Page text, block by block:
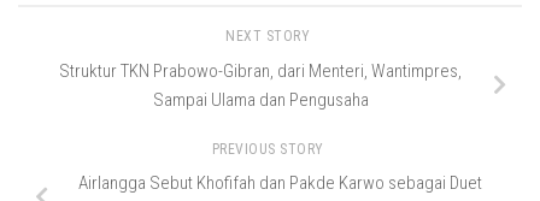
NEXT STORY
Struktur TKN Prabowo-Gibran, dari Menteri, Wantimpres,
Sampai Ulama dan Pengusaha
PREVIOUS STORY
Airlangga Sebut Khofifah dan Pakde Karwo sebagai Duet